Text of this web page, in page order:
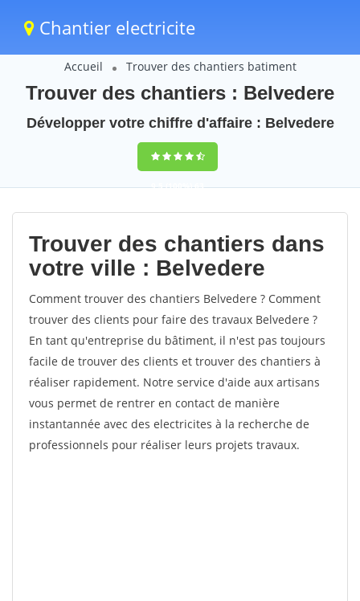
Chantier electricite
Accueil Trouver des chantiers batiment
Trouver des chantiers : Belvedere
Développer votre chiffre d'affaire : Belvedere
9,5(100%)63
votes
Trouver des chantiers dans
votre ville : Belvedere
Comment trouver des chantiers Belvedere ? Comment
trouver des clients pour faire des travaux Belvedere ?
En tant qu'entreprise du bâtiment, il n'est pas toujours
facile de trouver des clients et trouver des chantiers à
réaliser rapidement. Notre service d'aide aux artisans
vous permet de rentrer en contact de manière
instantannée avec des electricites à la recherche de
professionnels pour réaliser leurs projets travaux.